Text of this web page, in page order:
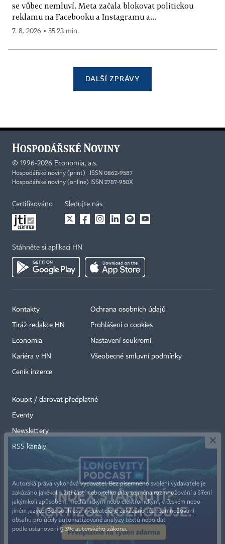
se vůbec nemluví. Meta začala blokovat politickou
reklamu na Facebooku a Instagramu a...
7. 8. 2026 ▪ 55:23 min.
DALŠÍ ZPRÁVY
© 1996-2026 Economia, a.s.
Hospodářské noviny (print) ISSN 0862-9587
Hospodářské noviny (online) ISSN 2787-950X
Certifikováno Sledujte nás
Stáhněte si aplikaci HN
Kontakty
Tiráž redakce HN
Economia
Kariéra v HN
Ceník inzerce
Ochrana osobních údajů
Prohlášení o cookies
Nastavení soukromí
Všeobecné smluvní podmínky
Koupit / darovat předplatné
Eventy
Newslettery
RSS kanály
Autorská práva vykonává vydavatel. Bez písemného svolení vydavatele je
zakázáno jakékoli užití částí nebo celku díla, zejména rozmnožování a šíření
jakýmkoli způsobem, mechanickým nebo elektronickým, v českém nebo
jiném jazyce. Bez souhlasu vydavatele je zakázáno též rozmnožování
obsahu pro účely automatizované analýzy textů nebo dat
podle ustanovení § 39c autorského zákona.